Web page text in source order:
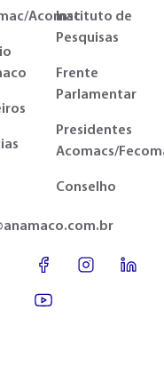
AcomacInstituto de
Pesquisas
Frente
Parlamentar
Presidentes
Acomacs/
Conselho